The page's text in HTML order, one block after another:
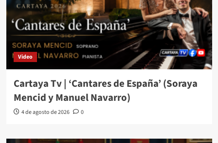
Video
Cartaya Tv | ‘Cantares de España’ (Soraya
Mencid y Manuel Navarro)
4 de agosto de 2026 0